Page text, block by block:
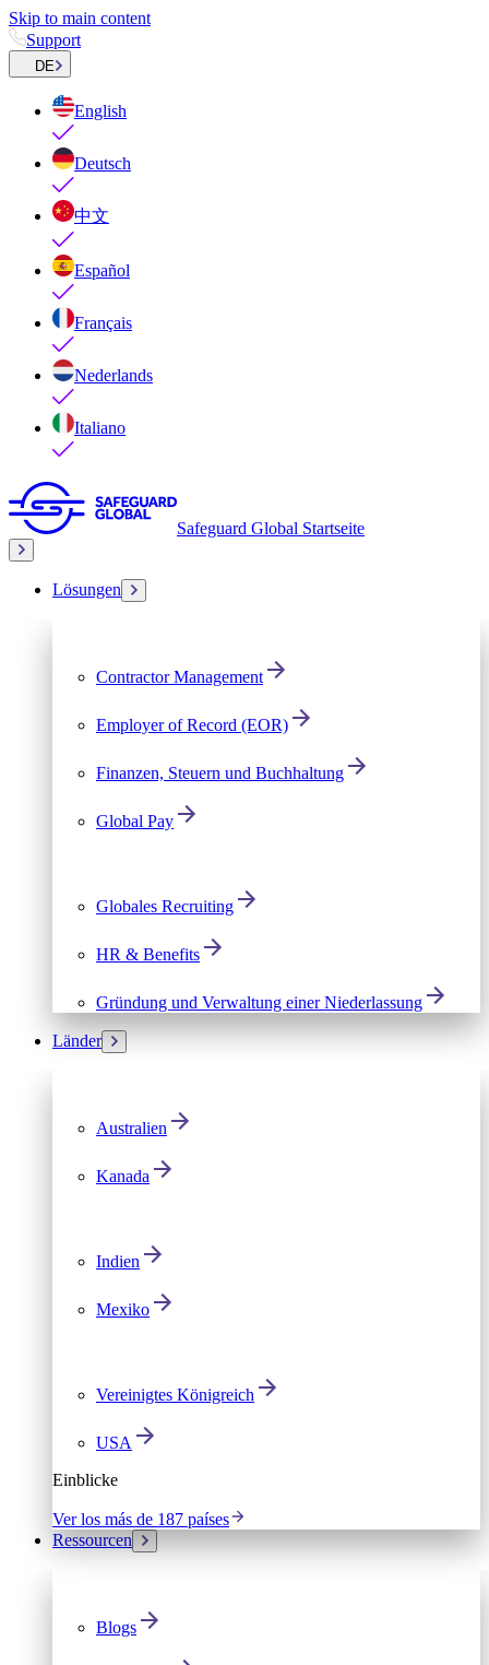
Skip to main content
Support
DE
English
Deutsch
中文
Español
Français
Nederlands
Italiano
Safeguard Global Startseite
Lösungen
Contractor Management
Employer of Record (EOR)
Finanzen, Steuern und Buchhaltung
Global Pay
Globales Recruiting
HR & Benefits
Gründung und Verwaltung einer Niederlassung
Länder
Australien
Kanada
Indien
Mexiko
Vereinigtes Königreich
USA
Einblicke
Ver los más de 187 países
Ressourcen
Blogs